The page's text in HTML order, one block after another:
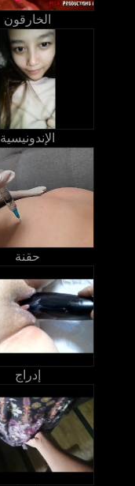
الخارقون
الإندونيسية
حقنة
إدراج